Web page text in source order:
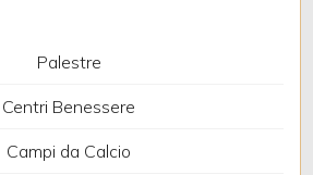
Palestre
Centri Benessere
Campi da Calcio